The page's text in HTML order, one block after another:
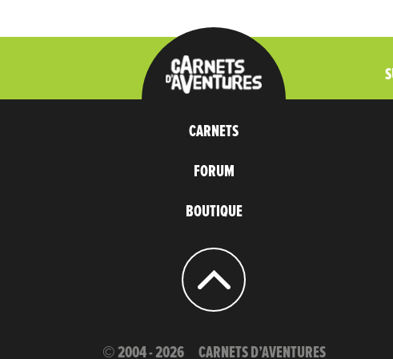
CARNETS
FORUM
BOUTIQUE
© 2004 - 2026 CARNETS D’AVENTURES